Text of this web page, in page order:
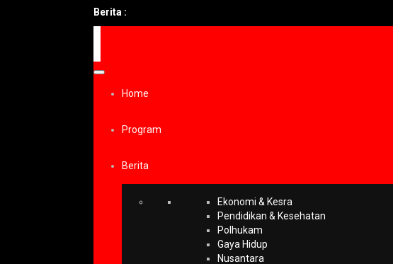
Berita :
Home
Program
Berita
Ekonomi & Kesra
Pendidikan & Kesehatan
Polhukam
Gaya Hidup
Nusantara